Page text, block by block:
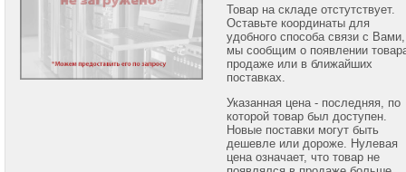
проекторов
Товар на складе отстутствует.
Оставьте координаты для
удобного способа связи с Вами,
мы сообщим о появлении
продаже или в ближайших
поставках.
Указанная цена - последняя, по
которой товар был доступен.
Новые поставки могут быть
дешевле или дороже. Нулевая
цена означает, что товар не